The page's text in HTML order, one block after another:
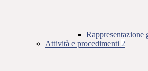
Rappresentazione
Attività e procedimenti 2